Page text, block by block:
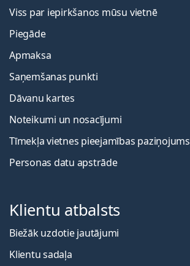
Viss par iepirkšanos mūsu vietnē
Piegāde
Apmaksa
Saņemšanas punkti
Dāvanu kartes
Noteikumi un nosacījumi
Tīmekļa vietnes pieejamības paziņojums
Personas datu apstrāde
Klientu atbalsts
Biežāk uzdotie jautājumi
Klientu sadaļa